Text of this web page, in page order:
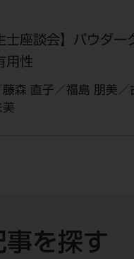
士座談会】パウダー
用性
森 直子／福島 朋美／
美
を探す